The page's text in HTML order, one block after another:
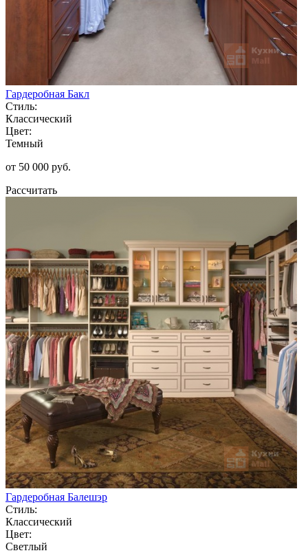
Гардеробная Бакл
Стиль:
Классический
Цвет:
Темный
от 50 000 руб.
Рассчитать
Гардеробная Балешэр
Стиль:
Классический
Цвет:
Светлый